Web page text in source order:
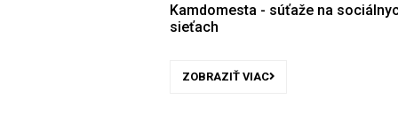
Kamdomesta - súťaže na
sieťach
ZOBRAZIŤ VIAC